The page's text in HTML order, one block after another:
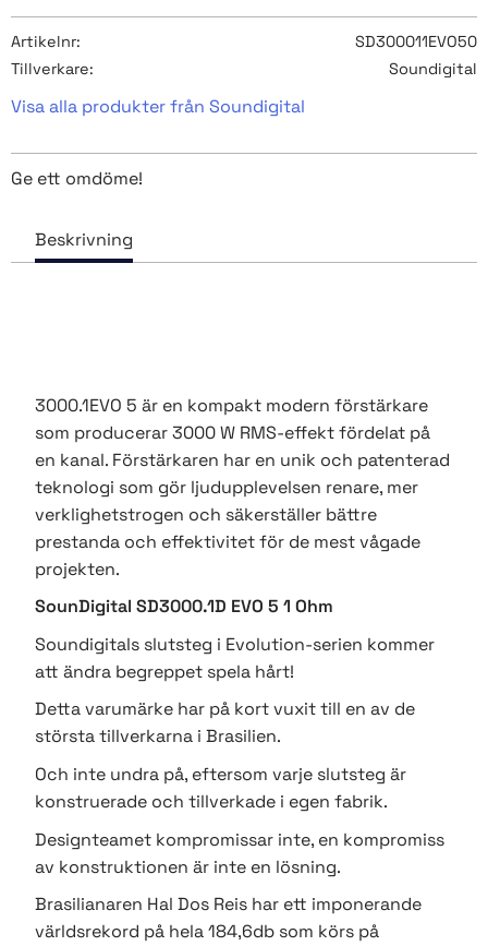
Artikelnr
SD300011EVO50
Tillverkare
Soundigital
Visa alla produkter från Soundigital
Ge ett omdöme!
3000.1EVO 5 är en kompakt modern förstärkare
som producerar 3000 W RMS-effekt fördelat på
en kanal. Förstärkaren har en unik och patenterad
teknologi som gör ljudupplevelsen renare, mer
verklighetstrogen och säkerställer bättre
prestanda och effektivitet för de mest vågade
projekten.
SounDigital SD3000.1D EVO 5 1 Ohm
Soundigitals slutsteg i Evolution-serien kommer
att ändra begreppet spela hårt!
Detta varumärke har på kort vuxit till en av de
största tillverkarna i Brasilien.
Och inte undra på, eftersom varje slutsteg är
konstruerade och tillverkade i egen fabrik.
Designteamet kompromissar inte, en kompromiss
av konstruktionen är inte en lösning.
Brasilianaren Hal Dos Reis har ett imponerande
världsrekord på hela 184,6db som körs på